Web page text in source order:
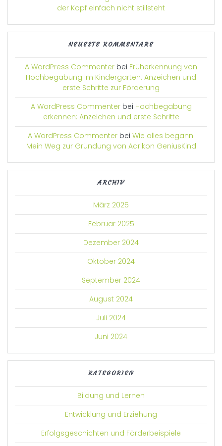
der Kopf einfach nicht stillsteht
NEUESTE KOMMENTARE
A WordPress Commenter bei Früherkennung von
Hochbegabung im Kindergarten: Anzeichen und
erste Schritte zur Förderung
A WordPress Commenterbei Hochbegabung
erkennen: Anzeichen und erste Schritte
A WordPress Commenterbei Wie alles begann:
Mein Weg zur Gründung von Aarikon GeniusKind
ARCHIV
März 2025
Februar 2025
Dezember 2024
Oktober 2024
September 2024
August 2024
Juli 2024
Juni 2024
KATEGORIEN
Bildung und Lernen
Entwicklung und Erziehung
Erfolgsgeschichten und Förderbeispiele